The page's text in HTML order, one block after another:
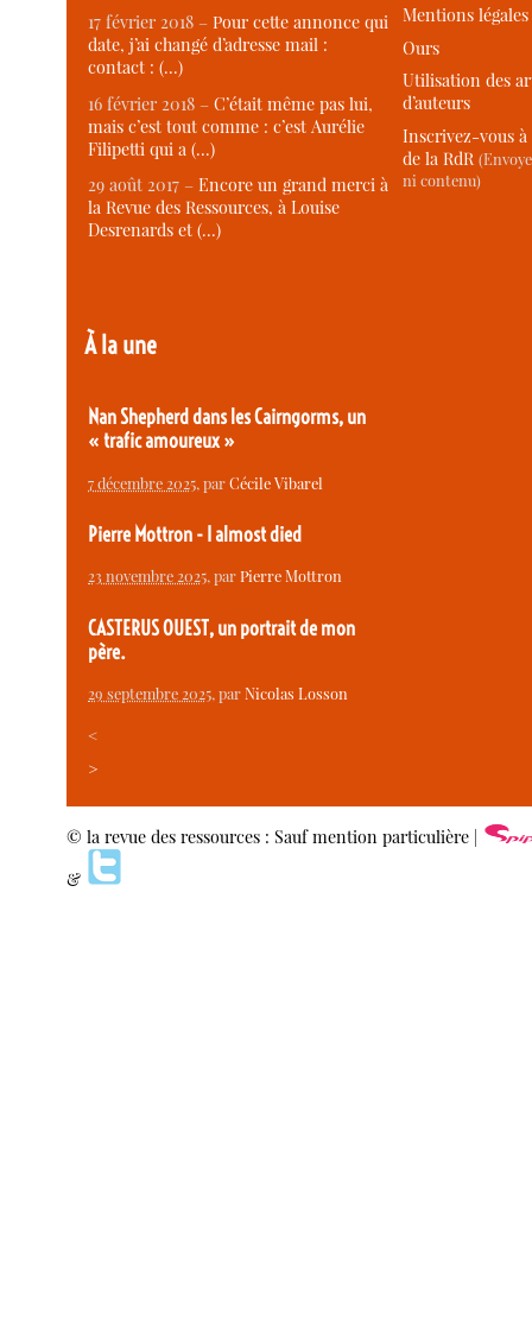
17 février 2018 –Pour cette annonce qui
date, j’ai changé d’adresse mail :
contact : (…)
16 février 2018 –C’était même pas lui,
mais c’est tout comme : c’est Aurélie
Filipetti qui a (…)
29 août 2017 –Encore un grand merci à
la Revue des Ressources, à Louise
Desrenards et (…)
À la une
Nan Shepherd dans les Cairngorms, un
« trafic amoureux »
7 décembre 2025, parCécile Vibarel
Pierre Mottron - I almost died
23 novembre 2025, parPierre Mottron
CASTERUS OUEST, un portrait de mon
père.
29 septembre 2025, parNicolas Losson
<
>
Mentions légales
Ours
Utilisation des
d’auteurs
Inscrivez-vous
de la RdR
ni contenu)
© la revue des ressources : Sauf mention particulière |
&